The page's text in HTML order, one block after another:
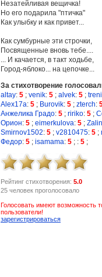
Незатейливая вещичка!
Но его подарила "птичка"
Как улыбку и как привет...
Как сумбурные эти строчки,
Посвященные вновь тебе....
... И качается, в такт ходьбе,
Город-яблоко... на цепочке...
За стихотворение
altay: 5 ; venik: 5 ; alvek: 5 ;
Alex17a: 5 ; Burovik: 5 ; zterch:
Анжелика Градо: 5 ; ririko: 5 ;
Орион: 5 ; eimerkulova: 5 ;
Smirnov1502: 5 ; v2810475: 5 ;
Федор: 5 ; isamama: 5 ; : 5 ;
Рейтинг стихотворения: 5.0
25 человек проголосовало
Голосовать имеют возможность
пользователи!
зарегистрироваться